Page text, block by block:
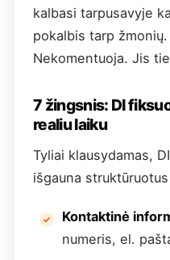
kalbasi tarpusavyje
pokalbis tarp
Nekomentuoja. Jis
7 žingsnis: DI
realiu laiku
Tyliai klausydamas,
išgauna
Kontaktinė
numeris, el.